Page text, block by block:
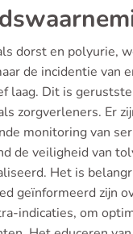
dorst en polyurie,
de incidentie van
laag. Dit is
zorgverleners. Er
monitoring van
de veiligheid van
Het is
geïnformeerd zijn
indicaties, om